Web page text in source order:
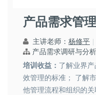
产品需求管理
主讲老师： 杨修平
产品需求调研与分析
培训收益： 了解业界
效管理的标准； 了解
他管理流程和组织的